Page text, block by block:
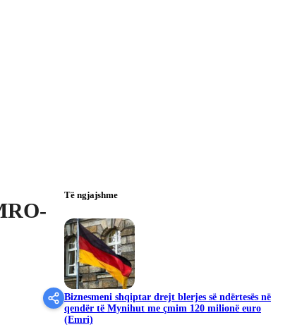
Të ngjajshme
Biznesmeni shqiptar drejt blerjes së ndërtesës në
qendër të Mynihut me çmim 120 milionë euro
(Emri)